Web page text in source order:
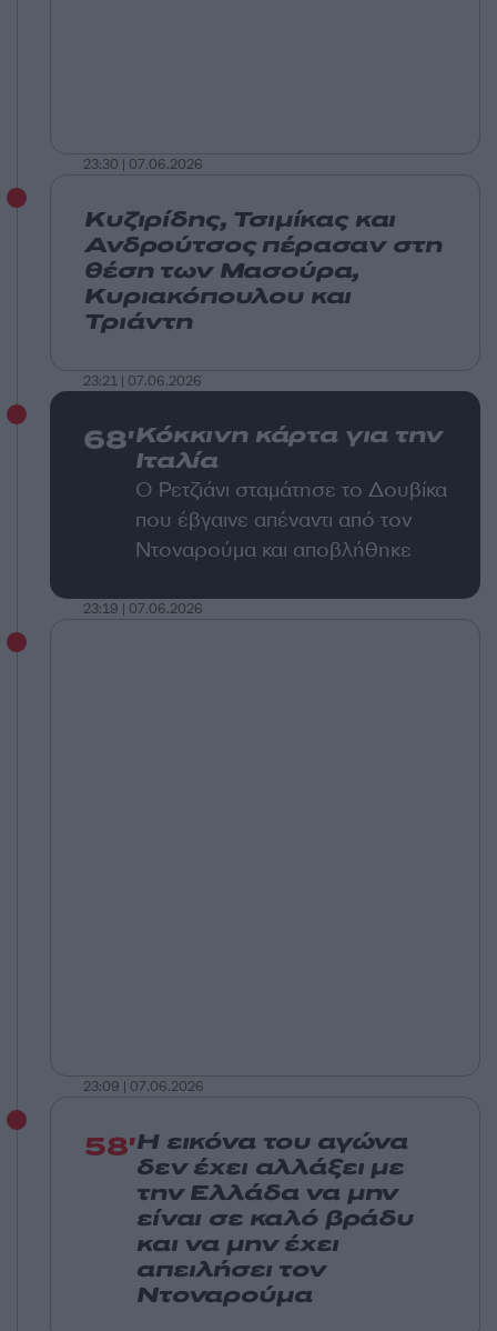
23:30 | 07.06.2026
Κυζιρίδης, Τσιμίκας και
Ανδρούτσος πέρασαν στη
θέση των Μασούρα,
Κυριακόπουλου και
Τριάντη
23:21 | 07.06.2026
68'Κόκκινη κάρτα για την
Ιταλία
Ο Ρετζιάνι σταμάτησε το Δουβίκα
που έβγαινε απέναντι από τον
Ντοναρούμα και αποβλήθηκε
23:19 | 07.06.2026
23:09 | 07.06.2026
58'Η εικόνα του αγώνα
δεν έχει αλλάξει με
την Ελλάδα να μην
είναι σε καλό βράδυ
και να μην έχει
απειλήσει τον
Ντοναρούμα